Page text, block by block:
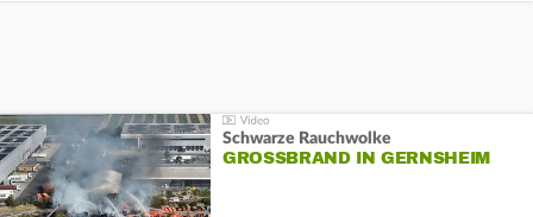
Schwarze Rauchwolke
GROSSBRAND IN GERNSHEIM